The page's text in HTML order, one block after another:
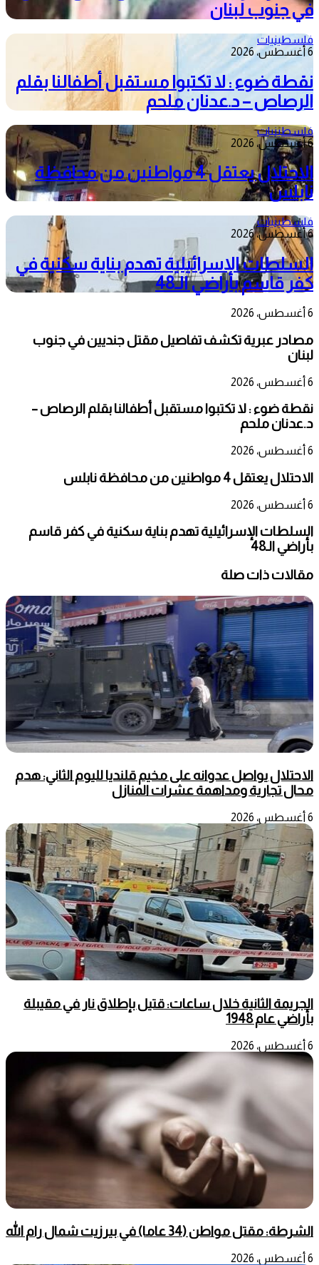
في جنوب لبنان
فلسطينيات
6 أغسطس، 2026
نقطة ضوء : لا تكتبوا مستقبل أطفالنا بقلم
الرصاص – د.عدنان ملحم
فلسطينيات
6 أغسطس، 2026
الاحتلال يعتقل 4 مواطنين من محافظة
نابلس
فلسطينيات
6 أغسطس، 2026
السلطات الإسرائيلية تهدم بناية سكنية في
كفر قاسم بأراضي الـ48
6 أغسطس، 2026
مصادر عبرية تكشف تفاصيل مقتل جنديين في جنوب
لبنان
6 أغسطس، 2026
نقطة ضوء : لا تكتبوا مستقبل أطفالنا بقلم الرصاص –
د.عدنان ملحم
6 أغسطس، 2026
الاحتلال يعتقل 4 مواطنين من محافظة نابلس
6 أغسطس، 2026
السلطات الإسرائيلية تهدم بناية سكنية في كفر قاسم
بأراضي الـ48
مقالات ذات صلة
الاحتلال يواصل عدوانه على مخيم قلنديا لليوم الثاني: هدم
محال تجارية ومداهمة عشرات المنازل
6 أغسطس، 2026
الجريمة الثانية خلال ساعات: قتيل بإطلاق نار في مقيبلة
بأراضي عام 1948
6 أغسطس، 2026
الشرطة: مقتل مواطن (34 عاما) في بيرزيت شمال رام الله
6 أغسطس، 2026